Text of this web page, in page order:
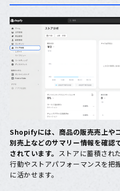
Shopifyには、商品の販売売上や
別売上などのサマリー情報を確認
されています。 ストアに蓄積され
行動やストアパフォーマンスを把
に活かせます。